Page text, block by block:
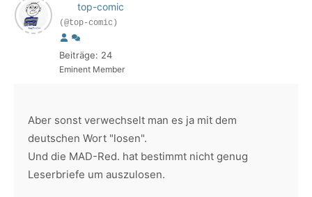
top-comic
(@top-comic)
Beiträge: 24
Eminent Member
Aber sonst verwechselt man es ja mit dem
deutschen Wort "losen".
Und die MAD-Red. hat bestimmt nicht genug
Leserbriefe um auszulosen.